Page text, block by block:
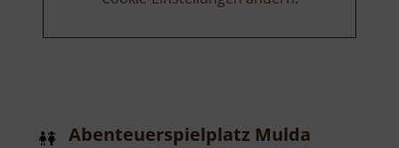
Abenteuerspielplatz Mulda